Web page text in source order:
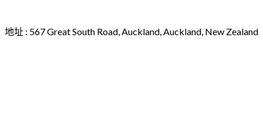
地址 : 567 Great South Road, Auckland, Auckland, New Zealand